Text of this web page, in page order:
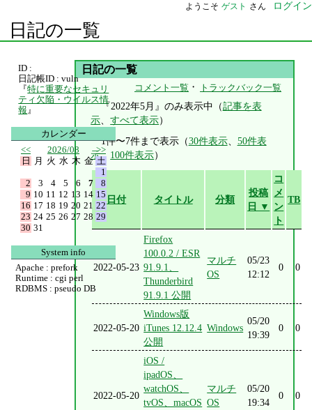
ようこそ ゲスト さん ログイン
日記の一覧
日記の一覧
コメント一覧 ・ トラックバック一覧
『2022年5月』のみ表示中（記事を表
示、すべて表示）
1件〜7件まで表示（30件表示、 50件表
示、 100件表示）
日付 タイトル 分類
投稿
日 ▼
コ
メ
ン
ト
TB
2022-05-23
Firefox
100.0.2 / ESR
91.9.1、
Thunderbird
91.9.1 公開
マルチ
OS
05/23
12:12
0 0
2022-05-20
Windows版
iTunes 12.12.4
公開
Windows
05/20
19:39
0 0
2022-05-20
iOS /
ipadOS、
watchOS、
tvOS、macOS
マルチ
OS
05/20
19:34
0 0
ID :
日記帳ID : vuln
『特に重要なセキュリ
ティ欠陥・ウイルス情
報 』
カレンダー
<<
2026/08
>>
日
月 火 水 木 金 土
1
2
3 4 5 6 7
8
9 10 11 12 13 14 15
16 17 18 19 20 21 22
23 24 25 26 27 28 29
30 31
System info
Apache : prefork
Runtime : cgi perl
RDBMS : pseudo DB